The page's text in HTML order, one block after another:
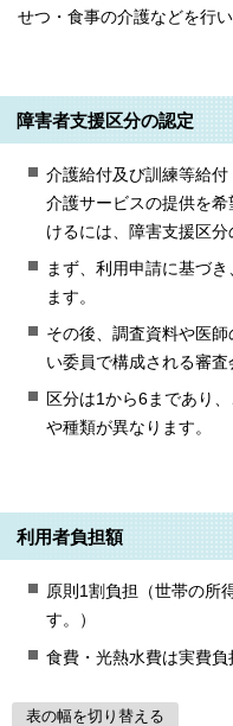
せつ・食事の介護などを行い
障害者支援区分の認定
介護給付及び訓練等給
介護サービスの提供を
けるには、障害支援区分
まず、利用申請に基づ
ます。
その後、調査資料や医
い委員で構成される審査
区分は1から6まであり
や種類が異なります。
利用者負担額
原則1割負担（世帯の所
す。）
食費・光熱水費は実費負
表の幅を切り替える